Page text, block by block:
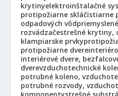
krytinyelektroinštalačné
protipožiarne skláčistiarne
odpadových vôd
rozvádzačestrešné krytiny,
klampiarske prvky
protipožiarne dvere
interiérové dvere,
dverevzduchotechnické
potrubné koleno,
potrubné rozvody,